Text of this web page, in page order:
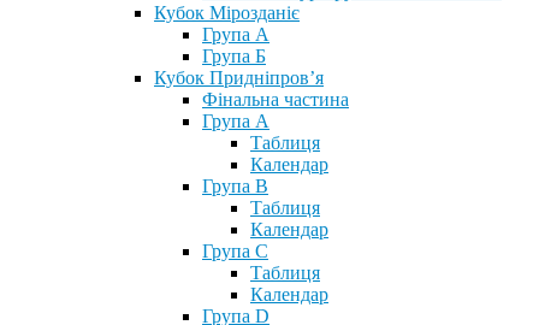
Кубок Мірозданіє
Група А
Група Б
Кубок Придніпров’я
Фінальна частина
Група А
Таблиця
Календар
Група В
Таблиця
Календар
Група С
Таблиця
Календар
Група D